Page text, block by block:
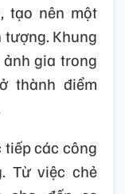
tạo nên một
Khung
gia trong
thành điểm
tiếp các công
Từ việc chẻ